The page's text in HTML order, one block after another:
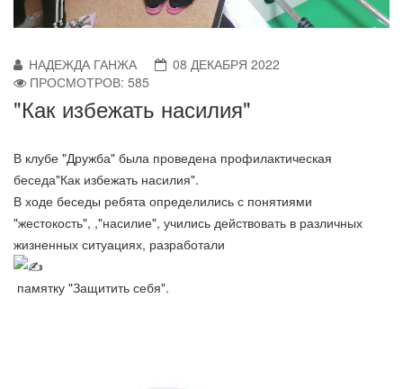
НАДЕЖДА ГАНЖА
08 ДЕКАБРЯ 2022
ПРОСМОТРОВ: 585
"Как избежать насилия"
В клубе "Дружба" была проведена профилактическая
беседа"Как избежать насилия".
В ходе беседы ребята определились с понятиями
"жестокость", ,"насилие", учились действовать в различных
жизненных ситуациях, разработали
памятку "Защитить себя".